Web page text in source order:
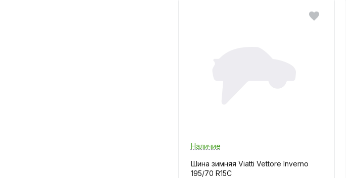
Наличие
Шина зимняя Viatti Vettore Inverno
195/70 R15C